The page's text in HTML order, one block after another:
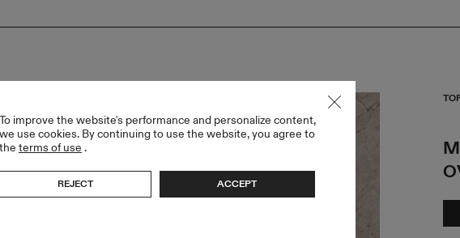
To improve the website's performance and personalize content,
we use cookies. By continuing to use the website, you agree to
the terms of use .
REJECT ACCEPT